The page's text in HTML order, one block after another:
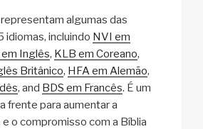
algumas das
idiomas, incluindo NVI em
Inglês, KLB em Coreano,
Britânico, HFA em Alemão,
, and BDS em Francês. É um
frente para aumentar a
o compromisso com a Bíblia